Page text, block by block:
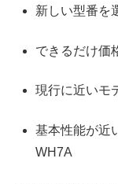
新しい型番を
できるだけ価
現行に近いモ
基本性能が近
WH7A